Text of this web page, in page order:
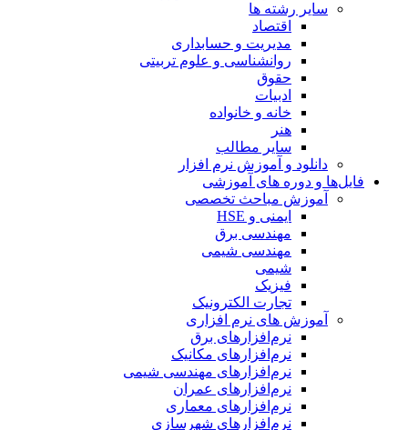
سایر رشته ها
اقتصاد
مدیریت و حسابداری
روانشناسی و علوم تربیتی
حقوق
ادبیات
خانه و خانواده
هنر
سایر مطالب
دانلود و آموزش نرم افزار
فایل‌ها و دوره های آموزشی
آموزش مباحث تخصصی
ایمنی و HSE
مهندسی برق
مهندسی شیمی
شیمی
فیزیک
تجارت الکترونیک
آموزش های نرم افزاری
نرم‌افزارهای برق
نرم‌افزارهای مکانیک
نرم‌افزارهای مهندسی شیمی
نرم‌افزارهای عمران
نرم‌افزارهای معماری
نرم‌افزارهای شهرسازی